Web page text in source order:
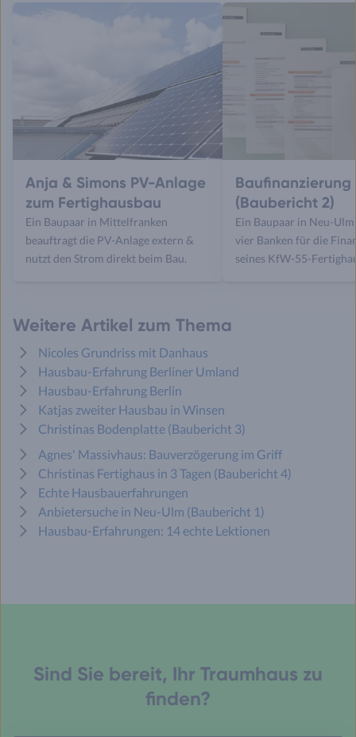
Anja & Simons PV-Anlage
zum Fertighausbau
Ein Baupaar in Mittelfranken
beauftragt die PV-Anlage extern &
nutzt den Strom direkt beim Bau.
Baufinanzierung
(Baubericht 2)
Ein Baupaar in Neu-
vier Banken für die
seines KfW-55-
Weitere Artikel zum Thema
Nicoles Grundriss mit Danhaus
Hausbau-Erfahrung Berliner Umland
Hausbau-Erfahrung Berlin
Katjas zweiter Hausbau in Winsen
Christinas Bodenplatte (Baubericht 3)
Agnes' Massivhaus: Bauverzögerung im Griff
Christinas Fertighaus in 3 Tagen (Baubericht 4)
Echte Hausbauerfahrungen
Anbietersuche in Neu-Ulm (Baubericht 1)
Hausbau-Erfahrungen: 14 echte Lektionen
Sind Sie bereit, Ihr Traumhaus zu
finden?